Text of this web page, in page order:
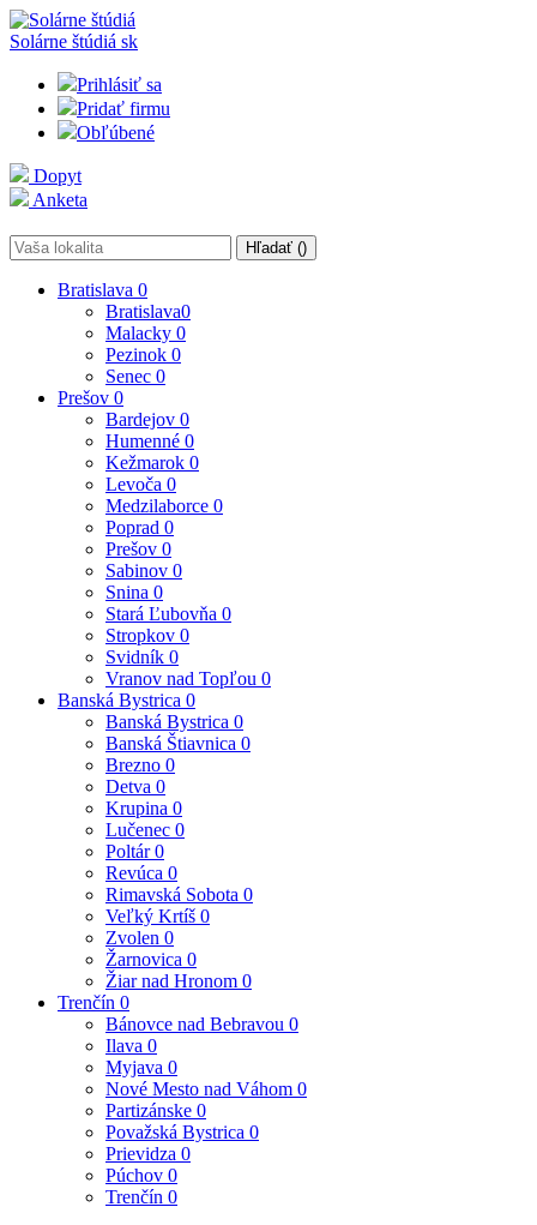
Solárne štúdiá sk
Prihlásiť sa
Pridať firmu
Obľúbené
Dopyt
Anketa
Hľadať ()
Bratislava 0
Bratislava0
Malacky 0
Pezinok 0
Senec 0
Prešov 0
Bardejov 0
Humenné 0
Kežmarok 0
Levoča 0
Medzilaborce 0
Poprad 0
Prešov 0
Sabinov 0
Snina 0
Stará Ľubovňa 0
Stropkov 0
Svidník 0
Vranov nad Topľou 0
Banská Bystrica 0
Banská Bystrica 0
Banská Štiavnica 0
Brezno 0
Detva 0
Krupina 0
Lučenec 0
Poltár0
Revúca 0
Rimavská Sobota 0
Veľký Krtíš 0
Zvolen 0
Žarnovica 0
Žiar nad Hronom 0
Trenčín 0
Bánovce nad Bebravou 0
Ilava 0
Myjava 0
Nové Mesto nad Váhom 0
Partizánske 0
Považská Bystrica 0
Prievidza 0
Púchov 0
Trenčín 0